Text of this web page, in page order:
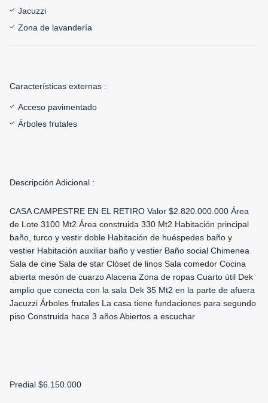
Jacuzzi
Zona de lavandería
Características externas :
Acceso pavimentado
Árboles frutales
Descripción Adicional :
CASA CAMPESTRE EN EL RETIRO Valor $2.820.000.000 Área
de Lote 3100 Mt2 Área construida 330 Mt2 Habitación principal
baño, turco y vestir doble Habitación de huéspedes baño y
vestier Habitación auxiliar baño y vestier Baño social Chimenea
Sala de cine Sala de star Clóset de linos Sala comedor Cocina
abierta mesón de cuarzo Alacena Zona de ropas Cuarto útil Dek
amplio que conecta con la sala Dek 35 Mt2 en la parte de afuera
Jacuzzi Árboles frutales La casa tiene fundaciones para segundo
piso Construida hace 3 años Abiertos a escuchar
Predial $6.150.000